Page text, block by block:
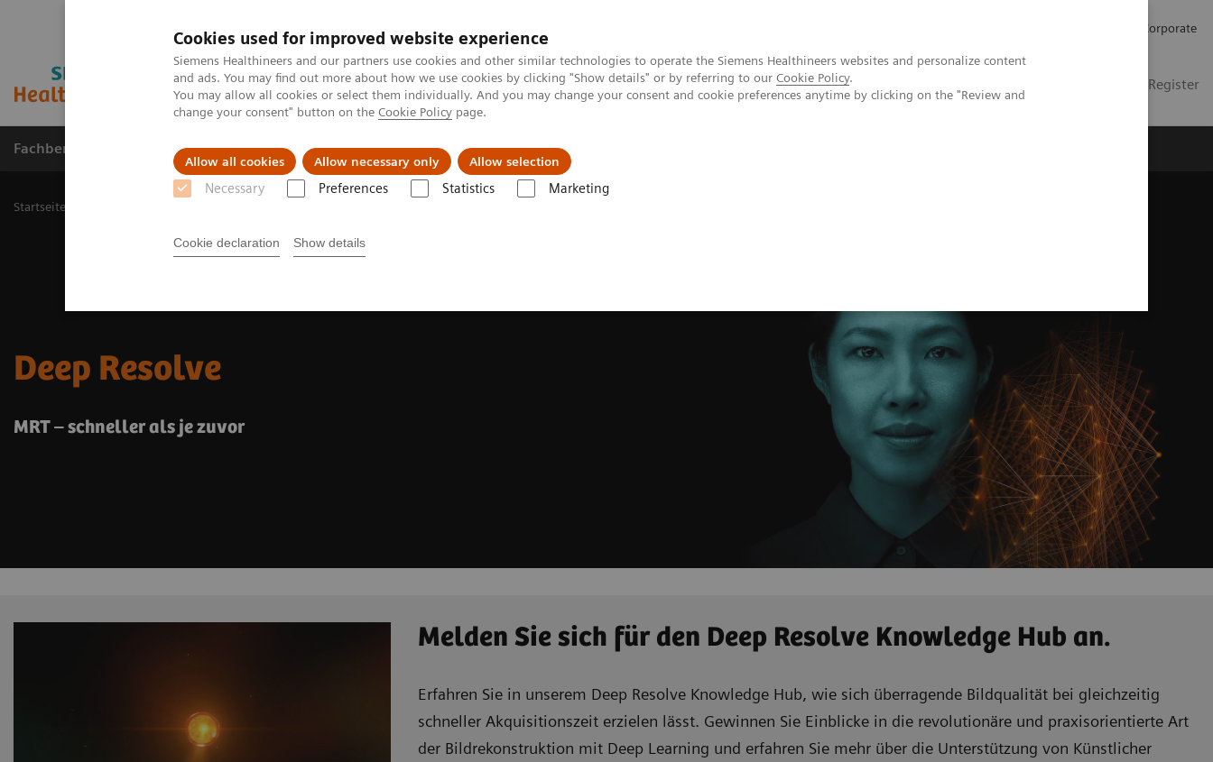
Cookies used for improved website experience
Siemens Healthineers and our partners use cookies and other similar technologies to operate the Siemens Healthineers websites and personalize content
and ads. You may find out more about how we use cookies by clicking "Show details" or by referring to our Cookie Policy.
You may allow all cookies or select them individually. And you may change your consent and cookie preferences anytime by clicking on the "Review and
change your consent" button on the Cookie Policy page.
Allow all cookies Allow necessary only Allow selection
Necessary Preferences Statistics Marketing
Cookie declaration Show details
Corporate
Login / Register
Fachbereiche Healthcare Management Produkte & Services
Startseite
Deep Resolve
MRT – schneller als je zuvor
Melden Sie sich für den Deep Resolve Knowledge Hub an.
Erfahren Sie in unserem Deep Resolve Knowledge Hub, wie sich überragende Bildqualität bei gleichzeitig
schneller Akquisitionszeit erzielen lässt. Gewinnen Sie Einblicke in die revolutionäre und praxisorientierte Art
der Bildrekonstruktion mit Deep Learning und erfahren Sie mehr über die Unterstützung von Künstlicher